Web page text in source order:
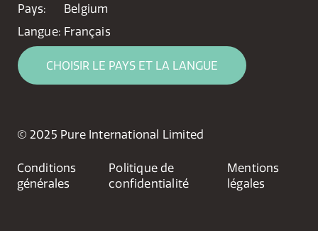
Pays:
Belgium
Langue: Français
CHOISIR LE PAYS ET LA LANGUE
© 2025 Pure International Limited
Conditions
générales
Politique de
confidentialité
Mentions
légales